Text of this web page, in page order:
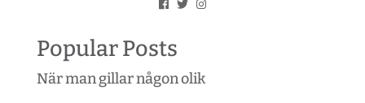
Popular Posts
När man gillar någon olik